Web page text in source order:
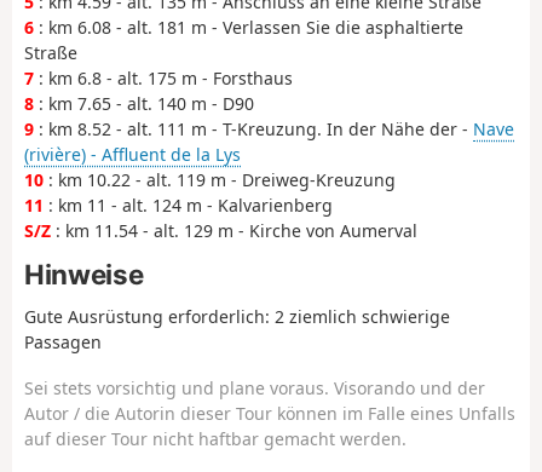
6 : km 6.08 - alt. 181 m - Verlassen Sie die asphaltierte
Straße
7 : km 6.8 - alt. 175 m - Forsthaus
8 : km 7.65 - alt. 140 m - D90
9 : km 8.52 - alt. 111 m - T-Kreuzung. In der Nähe der - Nave
(rivière) - Affluent de la Lys
10 : km 10.22 - alt. 119 m - Dreiweg-Kreuzung
11 : km 11 - alt. 124 m - Kalvarienberg
S/Z : km 11.54 - alt. 129 m - Kirche von Aumerval
Hinweise
Gute Ausrüstung erforderlich: 2 ziemlich schwierige
Passagen
Sei stets vorsichtig und plane voraus. Visorando und der
Autor / die Autorin dieser Tour können im Falle eines Unfalls
auf dieser Tour nicht haftbar gemacht werden.